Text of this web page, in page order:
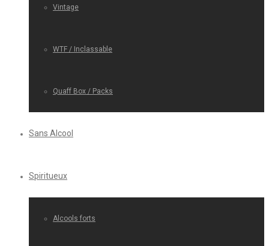
Vintage
WTF / Inclassable
Quaff Box / Packs
Sans Alcool
Spiritueux
Alcools forts